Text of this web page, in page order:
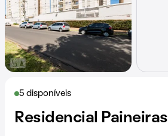
5 disponíveis
Residencial Paineiras